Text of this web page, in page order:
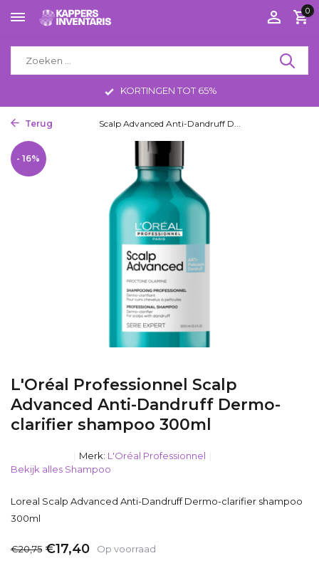
0
KORTINGEN TOT 65%
Terug Scalp Advanced Anti-Dandruff D...
L'Oréal Professionnel Scalp
Advanced Anti-Dandruff Dermo-
clarifier shampoo 300ml
- 16%
Merk: L'Oréal Professionnel
Bekijk alles Shampoo
Loreal Scalp Advanced Anti-Dandruff Dermo-clarifier shampoo
300ml
€20,75 €17,40 Op voorraad